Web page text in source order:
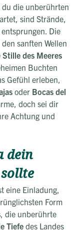
du die unberührten
sind Strände,
Die
sanften Wellen
Stille des Meeres
Buchten
Gefühl erleben,
oder Bocas del
doch sei dir
Achtung und
dein
eine Einladung,
Form
, die unberührte
Tiefe des Landes